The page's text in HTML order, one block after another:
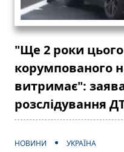
"Ще 2 роки
корумпованого
витримає":
розслідування
НОВИНИ
УКРАЇНА